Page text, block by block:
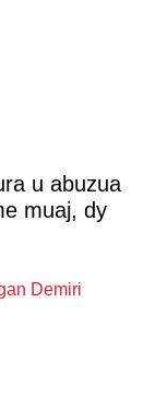
u abuzua
muaj, dy